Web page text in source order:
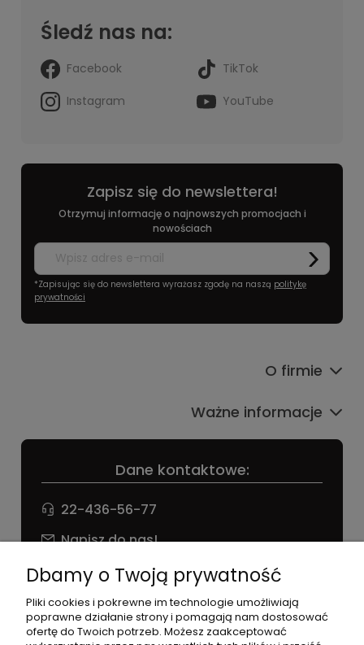
Śledź nas na:
Facebook
TikTok
Instagram
YouTube
Zapisz się do newslettera!
Otrzymuj informację o najnowszych promocjach i
nowościach
*Zapisując się do newslettera wyrażasz zgodę na naszą politykę
prywatności
Dane kontaktowe:
22-436-56-77
Napisz do nas!
NIP: 826 186 42 29
O firmie
Ważne informacje
Dbamy o Twoją prywatność
Pliki cookies i pokrewne im technologie umożliwiają
poprawne działanie strony i pomagają nam dostosować
ofertę do Twoich potrzeb. Możesz zaakceptować